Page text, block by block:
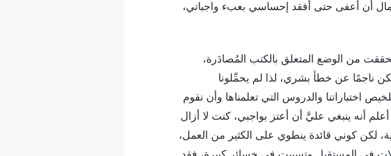
أن أُعفى حتى أفقد إحساسي بعبء واجباتي،
من الوضع المتعلق بالكتب المُصادَرة،
ناجمًا عن خطأ بشري، لذا لم يحمِّلونا
اختباراتنا والدروس التي تعلمناها وأن نقوم
أنه ينبغي عليَّ أن أعتز بواجبي، كنت لا أزال
لكن كوني قائدة ينطوي على الكثير من العمل،